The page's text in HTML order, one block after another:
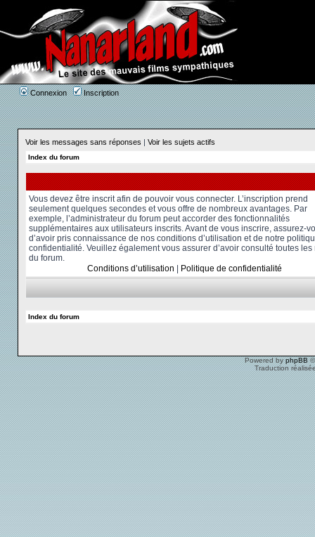
Connexion Inscription
Voir les messages sans réponses | Voir les sujets actifs
Index du forum
Vous devez être inscrit afin de pouvoir vous connecter. L’inscription prend
seulement quelques secondes et vous offre de nombreux avantages. Par
exemple, l’administrateur du forum peut accorder des fonctionnalités
supplémentaires aux utilisateurs inscrits. Avant de vous inscrire, assurez-
d’avoir pris connaissance de nos conditions d’utilisation et de notre
confidentialité. Veuillez également vous assurer d’avoir consulté toutes les
du forum.
Conditions d’utilisation
Politique de confidentialité
Index du forum
Powered byphpBB©
Traduction